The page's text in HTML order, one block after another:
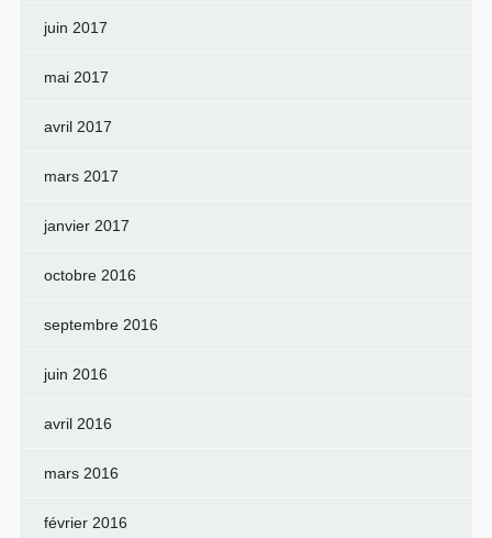
juin 2017
mai 2017
avril 2017
mars 2017
janvier 2017
octobre 2016
septembre 2016
juin 2016
avril 2016
mars 2016
février 2016